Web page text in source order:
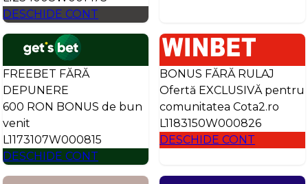
DESCHIDE CONT
FREEBET FĂRĂ
DEPUNERE
600 RON BONUS de bun
venit
L1173107W000815
DESCHIDE CONT
BONUS FĂRĂ RULAJ
Ofertă EXCLUSIVĂ pentru
comunitatea Cota2.ro
L1183150W000826
DESCHIDE CONT